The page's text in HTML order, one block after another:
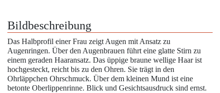
Bildbeschreibung
Das Halbprofil einer Frau zeigt Augen mit Ansatz zu
Augenringen. Über den Augenbrauen führt eine glatte Stirn zu
einem geraden Haaransatz. Das üppige braune wellige Haar ist
hochgesteckt, reicht bis zu den Ohren. Sie trägt in den
Ohrläppchen Ohrschmuck. Über dem kleinen Mund ist eine
betonte Oberlippenrinne. Blick und Gesichtsausdruck sind ernst.